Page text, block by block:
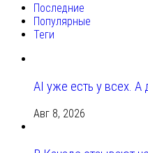
Последние
Популярные
Теги
AI уже есть у всех. А
Авг 8, 2026